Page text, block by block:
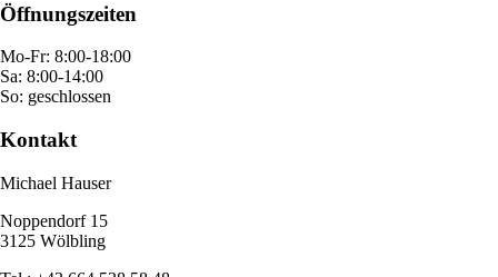
Öffnungszeiten
Mo-Fr: 8:00-18:00
Sa: 8:00-14:00
So: geschlossen
Kontakt
Michael Hauser
Noppendorf 15
3125 Wölbling